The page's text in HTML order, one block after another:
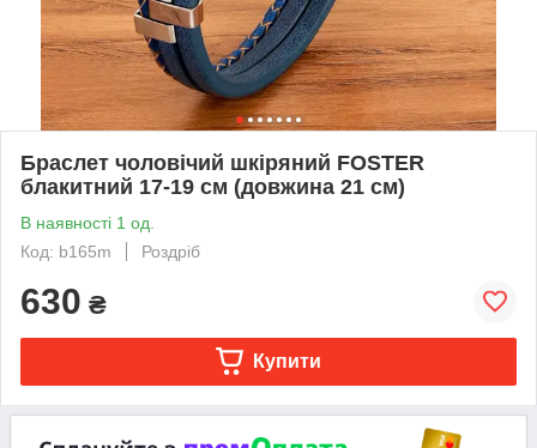
Браслет чоловічий шкіряний FOSTER
блакитний 17-19 см (довжина 21 см)
В наявності 1 од.
Код: b165m
Роздріб
630 ₴
Купити